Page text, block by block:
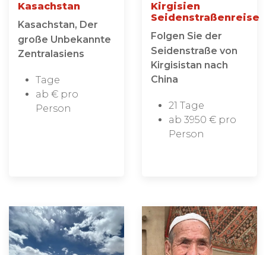
Kasachstan
Kasachstan, Der
große Unbekannte
Zentralasiens
Tage
ab € pro
Person
Kirgisien
Seidenstraßenreise
Folgen Sie der
Seidenstraße von
Kirgisistan nach
China
21 Tage
ab 3950 € pro
Person